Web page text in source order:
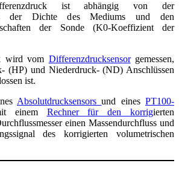
ist abhängig von der
der Dichte des Mediums und den
der Sonde (K0-Koeffizient der
wird vom Differenzdrucksensorgemessen,
(HP) und Niederdruck- (ND) Anschlüssen
ist.
Absolutdrucksensorsund einesPT100-
einem Rechner für den korrigierten
einen Massendurchfluss und
des korrigierten volumetrischen